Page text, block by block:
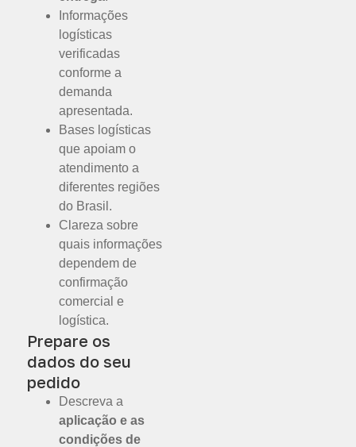
Informações
logísticas
verificadas
conforme a
demanda
apresentada.
Bases logísticas
que apoiam o
atendimento a
diferentes regiões
do Brasil.
Clareza sobre
quais informações
dependem de
confirmação
comercial e
logística.
Prepare os
dados do seu
pedido
Descreva a
aplicação e as
condições de